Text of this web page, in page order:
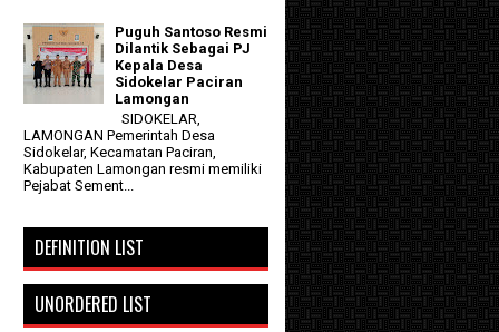
Puguh Santoso Resmi
Dilantik Sebagai PJ
Kepala Desa
Sidokelar Paciran
Lamongan
SIDOKELAR,
LAMONGAN Pemerintah Desa
Sidokelar, Kecamatan Paciran,
Kabupaten Lamongan resmi memiliki
Pejabat Sement...
DEFINITION LIST
UNORDERED LIST